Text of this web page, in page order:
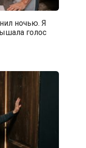
ночью. Я
голос